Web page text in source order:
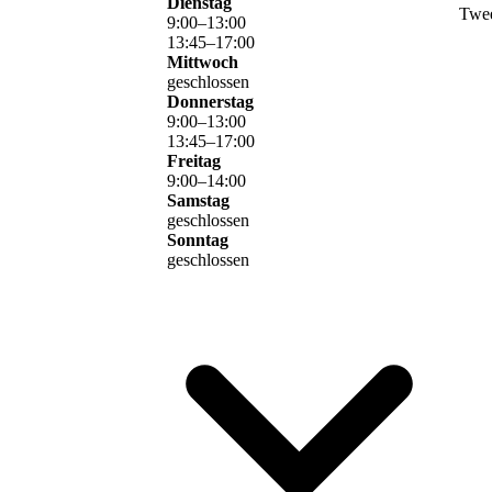
9:00–13:00
13:45–17:00
Mittwoch
geschlossen
Donnerstag
9:00–13:00
13:45–17:00
Freitag
9:00–14:00
Samstag
geschlossen
Sonntag
geschlossen